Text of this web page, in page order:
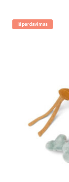
Išpardavimas